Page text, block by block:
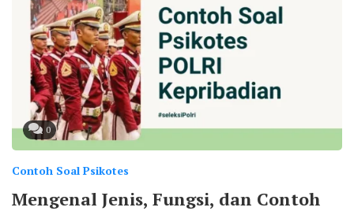
0
Contoh Soal Psikotes
Mengenal Jenis, Fungsi, dan Contoh